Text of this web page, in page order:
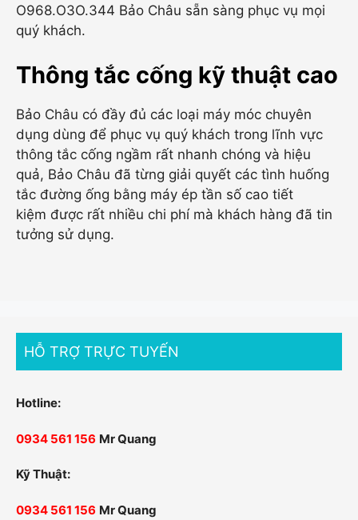
O968.O3O.344 Bảo Châu sẵn sàng phục vụ mọi
quý khách.
Thông tắc cống kỹ thuật cao
Bảo Châu có đầy đủ các loại máy móc chuyên
dụng dùng để phục vụ quý khách trong lĩnh vực
thông tắc cống ngầm rất nhanh chóng và hiệu
quả, Bảo Châu đã từng giải quyết các tình huống
tắc đường ống bằng máy ép tần số cao tiết
kiệm được rất nhiều chi phí mà khách hàng đã tin
tưởng sử dụng.
HỖ TRỢ TRỰC TUYẾN
Hotline:
0934 561 156 Mr Quang
Kỹ Thuật:
0934 561 156 Mr Quang